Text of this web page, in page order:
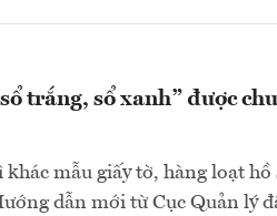
trắng, sổ xanh” được
mẫu giấy tờ, hàng loạt hồ
dẫn mới từ Cục Quản lý